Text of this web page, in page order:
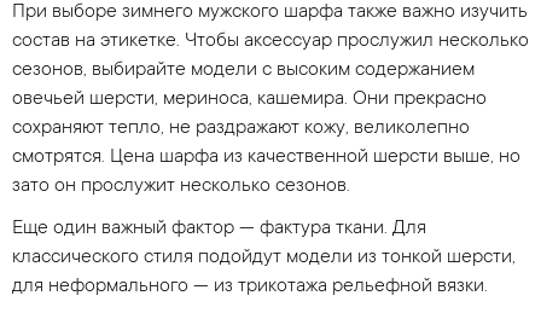
При выборе зимнего мужского шарфа также важно изучить
состав на этикетке. Чтобы аксессуар прослужил несколько
сезонов, выбирайте модели с высоким содержанием
овечьей шерсти, мериноса, кашемира. Они прекрасно
сохраняют тепло, не раздражают кожу, великолепно
смотрятся. Цена шарфа из качественной шерсти выше, но
зато он прослужит несколько сезонов.
Еще один важный фактор — фактура ткани. Для
классического стиля подойдут модели из тонкой шерсти,
для неформального — из трикотажа рельефной вязки.